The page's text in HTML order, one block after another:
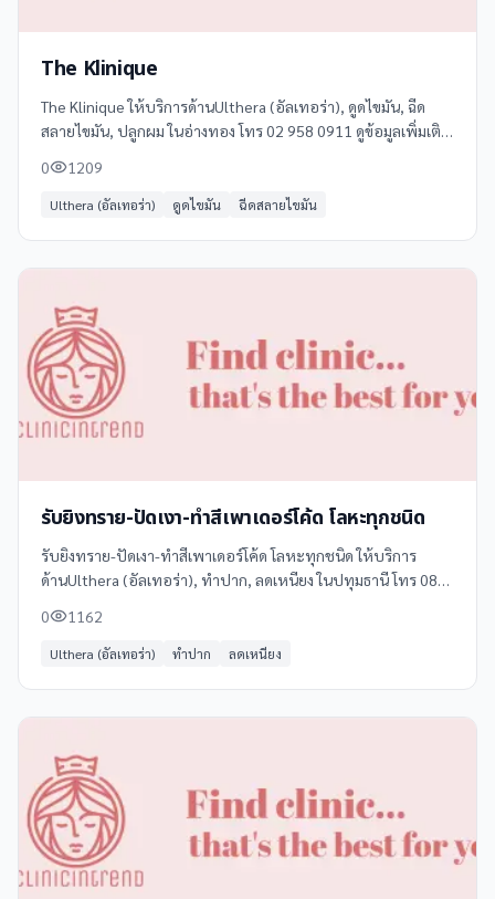
The Klinique
The Klinique ให้บริการด้านUlthera (อัลเทอร่า), ดูดไขมัน, ฉีด
สลายไขมัน, ปลูกผม ในอ่างทอง โทร 02 958 0911 ดูข้อมูลเพิ่มเติม
0 1209
Ulthera (อัลเทอร่า) ดูดไขมัน ฉีดสลายไขมัน
รับยิงทราย-ปัดเงา-ทำสีเพาเดอร์โค้ด โลหะทุกชนิด
รับยิงทราย-ปัดเงา-ทำสีเพาเดอร์โค้ด โลหะทุกชนิด ให้บริการ
ด้านUlthera (อัลเทอร่า), ทำปาก, ลดเหนียง ในปทุมธานี โทร 083
0 1162
Ulthera (อัลเทอร่า) ทำปาก ลดเหนียง